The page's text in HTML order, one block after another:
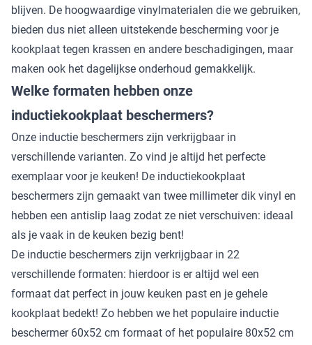
blijven. De hoogwaardige vinylmaterialen die we gebruiken,
bieden dus niet alleen uitstekende bescherming voor je
kookplaat tegen krassen en andere beschadigingen, maar
maken ook het dagelijkse onderhoud gemakkelijk.
Welke formaten hebben onze
inductiekookplaat beschermers?
Onze inductie beschermers zijn verkrijgbaar in
verschillende varianten. Zo vind je altijd het perfecte
exemplaar voor je keuken! De inductiekookplaat
beschermers zijn gemaakt van twee millimeter dik vinyl en
hebben een antislip laag zodat ze niet verschuiven: ideaal
als je vaak in de keuken bezig bent!
De inductie beschermers zijn verkrijgbaar in 22
verschillende formaten: hierdoor is er altijd wel een
formaat dat perfect in jouw keuken past en je gehele
kookplaat bedekt! Zo hebben we het populaire inductie
beschermer 60x52 cm formaat of het populaire 80x52 cm